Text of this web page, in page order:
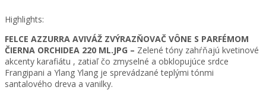
Highlights:
FELCE AZZURRA AVIVÁŽ ZVÝRAZŇOVAČ VÔNE S PARFÉMOM
ČIERNA ORCHIDEA 220 ML.JPG – Zelené tóny zahŕňajú kvetinové
akcenty karafiátu , zatiaľ čo zmyselné a obklopujúce srdce
Frangipani a Ylang Ylang je sprevádzané teplými tónmi
santalového dreva a vanilky.